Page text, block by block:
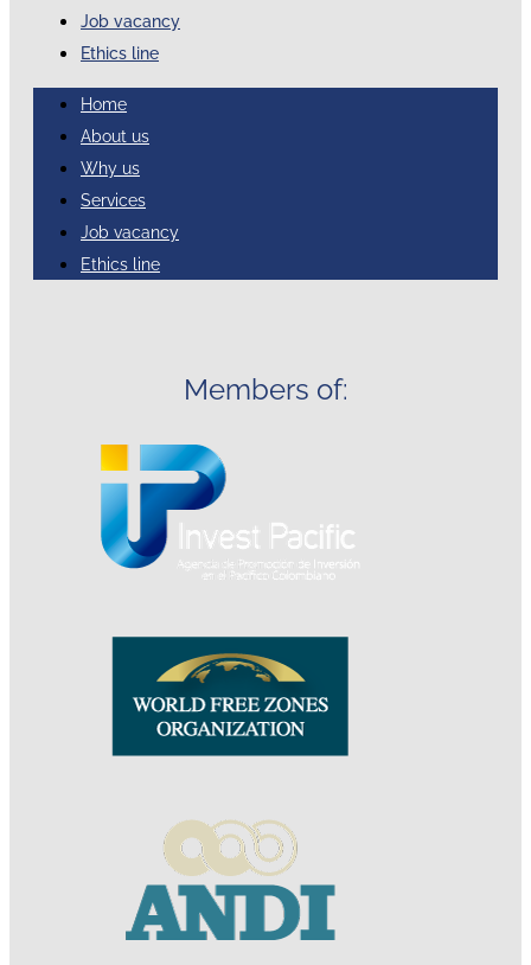
Job vacancy
Ethics line
Home
About us
Why us
Services
Job vacancy
Ethics line
Members of: